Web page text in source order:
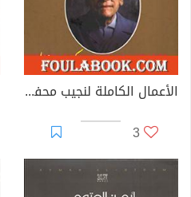
الأعمال الكاملة لنجيب محفوظ 2
3